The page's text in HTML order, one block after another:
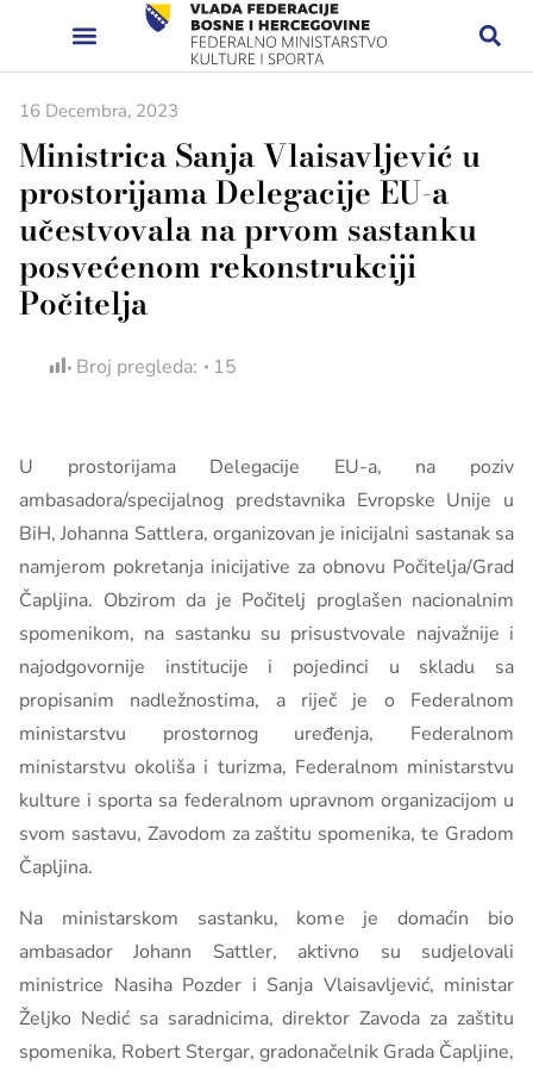
16 Decembra, 2023
Ministrica Sanja Vlaisavljević u
prostorijama Delegacije EU-a
učestvovala na prvom sastanku
posvećenom rekonstrukciji
Počitelja
Broj pregleda: 15
U prostorijama Delegacije EU-a, na poziv
ambasadora/specijalnog predstavnika Evropske Unije u
BiH, Johanna Sattlera, organizovan je inicijalni sastanak sa
namjerom pokretanja inicijative za obnovu Počitelja/Grad
Čapljina. Obzirom da je Počitelj proglašen nacionalnim
spomenikom, na sastanku su prisustvovale najvažnije i
najodgovornije institucije i pojedinci u skladu sa
propisanim nadležnostima, a riječ je o Federalnom
ministarstvu prostornog uređenja, Federalnom
ministarstvu okoliša i turizma, Federalnom ministarstvu
kulture i sporta sa federalnom upravnom organizacijom u
svom sastavu, Zavodom za zaštitu spomenika, te Gradom
Čapljina.
Na ministarskom sastanku, kome je domaćin bio
ambasador Johann Sattler, aktivno su sudjelovali
ministrice Nasiha Pozder i Sanja Vlaisavljević, ministar
Željko Nedić sa saradnicima, direktor Zavoda za zaštitu
spomenika, Robert Stergar, gradonačelnik Grada Čapljine,